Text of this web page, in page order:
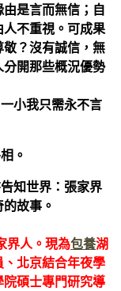
是言而無信；自
不重視。可成果
？沒有誠信，無
分開那些概況優勢
小我只需永不言
。
知世界：張家界
故事。
界人。現為包養湖
北京結合年夜學
碩士專門研究導